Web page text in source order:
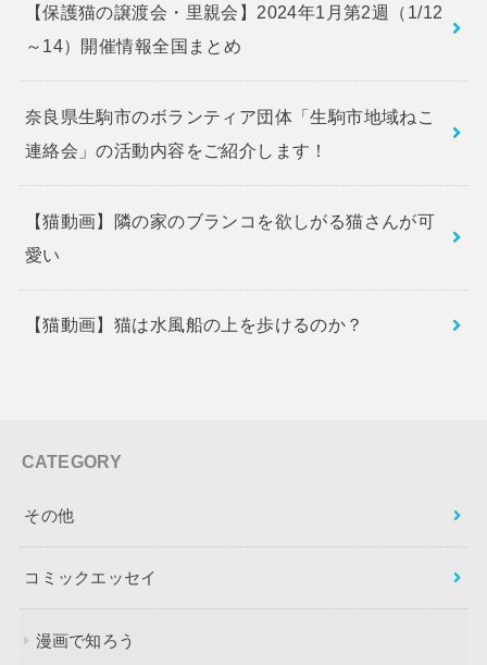
【保護猫の譲渡会・里親会】2024年1月第2週（1/12
～14）開催情報全国まとめ
奈良県生駒市のボランティア団体「生駒市地域ねこ
連絡会」の活動内容をご紹介します！
【猫動画】隣の家のブランコを欲しがる猫さんが可
愛い
【猫動画】猫は水風船の上を歩けるのか？
CATEGORY
その他
コミックエッセイ
漫画で知ろう